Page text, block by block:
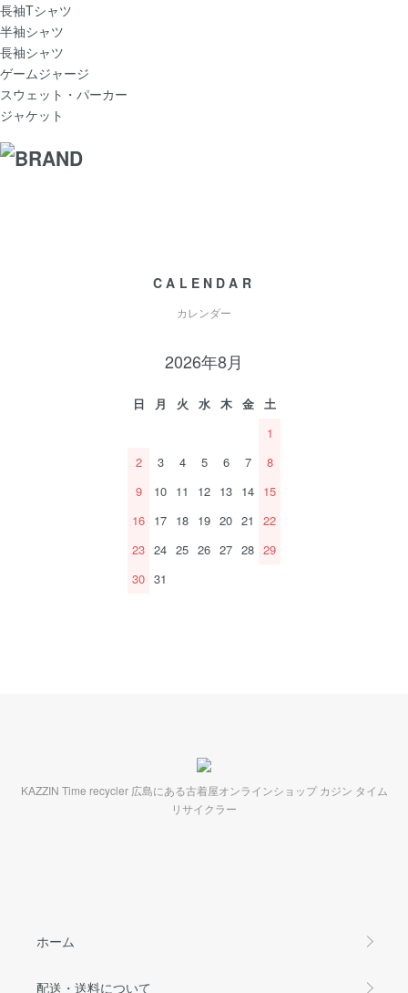
長袖Tシャツ
半袖シャツ
長袖シャツ
ゲームジャージ
スウェット・パーカー
ジャケット
CALENDAR
カレンダー
2026年8月
日 月 火 水 木 金
土
1
2
3 4 5 6 7
8
9
10 11 12 13 14 15
16 17 18 19 20 21
22
23 24 25 26 27 28 29
30 31
KAZZIN Time recycler 広島にある古着屋オンラインショップ カジン タイム
リサイクラー
ホーム
配送・送料について